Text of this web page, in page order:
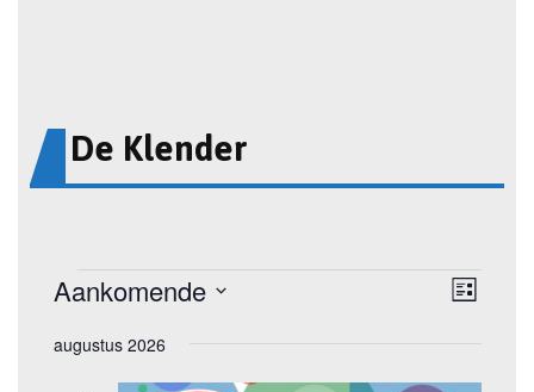
De Klender